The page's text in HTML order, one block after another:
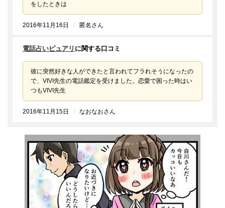
をしたときは
2016年11月16日 匿名さん
電話占いピュアリ に関する口コミ
彼に突然好きな人ができたと言われてフラれそうになったの
で、VIVI先生の電話鑑定を受けました。恋愛で困った時はい
つもVIVI先生
2016年11月15日 なおなおさん